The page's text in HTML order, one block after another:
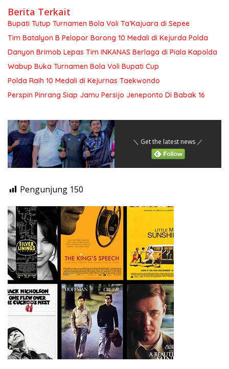
Berita Terkait
Bupati Tutup Turnamen Bola Voli Ta’Kajuara di Sepee
Tim Batalyon B Pelopor Borong 10 Medali di Kejurda Polda
Danyon Brimob Lepas Tim INKANAS Berlaga di Piala Kapolda
Wabup Buka Turnamen Bola Voli Bupati Cup
Polda Raih 10 Medali di Kejurnas Taekwondo
Perspin Pinrang Siap Jamu Persijo Jeneponto Di Babak 16
＼ Get the latest news ／
Pengunjung 150